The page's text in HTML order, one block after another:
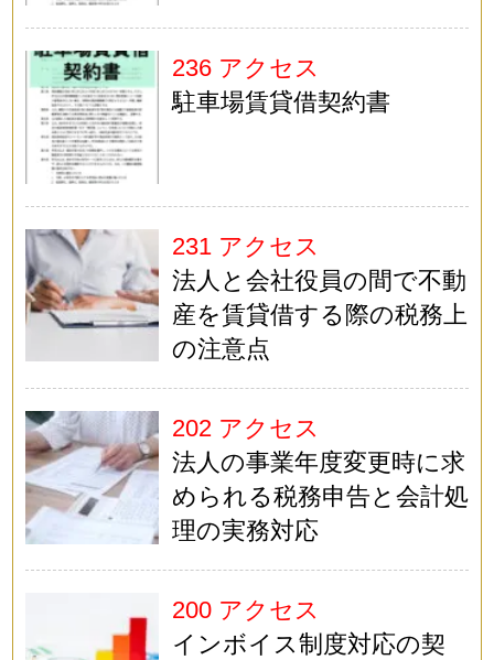
236 アクセス
駐車場賃貸借契約書
231 アクセス
法人と会社役員の間で不動
産を賃貸借する際の税務上
の注意点
202 アクセス
法人の事業年度変更時に求
められる税務申告と会計処
理の実務対応
200 アクセス
インボイス制度対応の契